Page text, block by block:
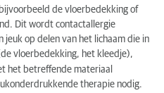
de vloerbedekking of
Dit wordt contactallergie
jeuk op delen van het lichaam die in
vloerbedekking, het kleedje),
het betreffende materiaal
therapie nodig.